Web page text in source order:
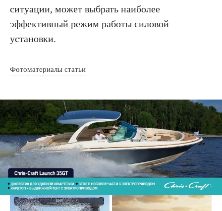
ситуации, может выбрать наиболее
эффективный режим работы силовой
установки.
Фотоматериалы статьи